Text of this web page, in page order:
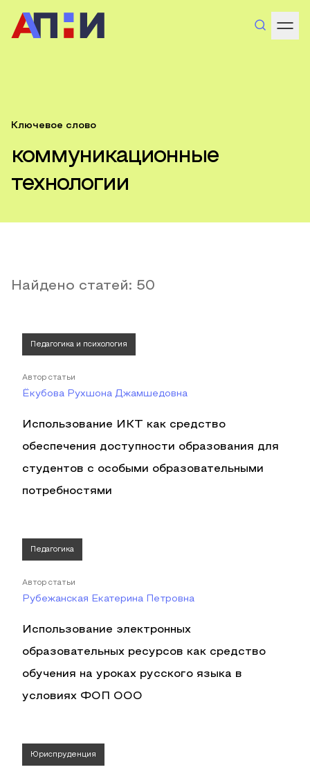
Ключевое слово
коммуникационные
технологии
Найдено статей: 50
Педагогика и психология
Автор статьи
Ёкубова Рухшона Джамшедовна
Использование ИКТ как средство
обеспечения доступности образования для
студентов с особыми образовательными
потребностями
Педагогика
Автор статьи
Рубежанская Екатерина Петровна
Использование электронных
образовательных ресурсов как средство
обучения на уроках русского языка в
условиях ФОП ООО
Юриспруденция